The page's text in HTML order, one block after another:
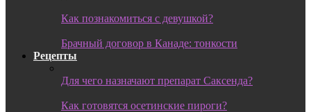
Как познакомиться с девушкой?
Брачный договор в Канаде: тонкости
Рецепты
Для чего назначают препарат Саксенда?
Как готовятся осетинские пироги?